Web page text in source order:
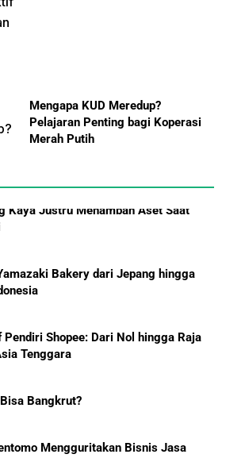
Mengapa KUD Meredup?
Pelajaran Penting bagi Koperasi
Merah Putih
Investor Global dan Alasan di
Baliknya
Hadiah Piala Dunia 2026: Berapa
Bakery dari Jepang hingga
Shopee: Dari Nol hingga Raja
Bangkrut?
Mengguritakan Bisnis Jasa